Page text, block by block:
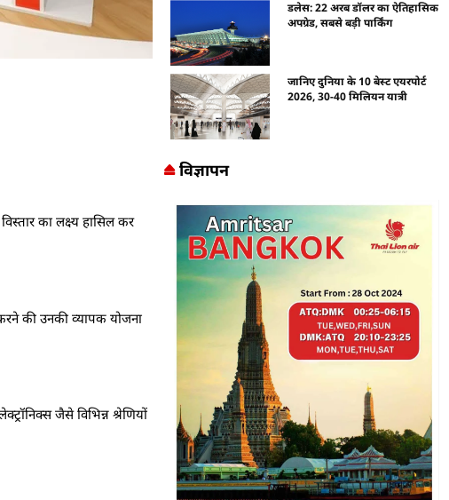
का लक्ष्य हासिल कर
की उनकी व्यापक योजना
जैसे विभिन्न श्रेणियों
डलेस: 22 अरब डॉलर का ऐतिहासिक
अपग्रेड, सबसे बड़ी पार्किंग
जानिए दुनिया के 10 बेस्ट एयरपोर्ट
2026, 30-40 मिलियन यात्री
विज्ञापन